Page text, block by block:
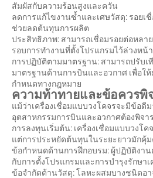
สัมผัสกับความร้อนสูงและควัน
ลดการแก้ไขงานซ้ำและเศษวัสดุ: รอยเ
ช่วยลดต้นทุนการผลิต
ประสิทธิภาพ: สามารถเชื่อมรอยต่อหลา
รอบการทำงานที่ตั้งโปรแกรมไว้ล่วงหน้า
การปฏิบัติตามมาตรฐาน: สามารถปรับเ
มาตรฐานด้านการบินและอวกาศ เพื่อใ
กำหนดทางกฎหมาย
ความท้าทายและข้อควรพิ
แม้ว่าเครื่องเชื่อมแบบวงโคจรจะมีข้อดี
อุตสาหกรรมการบินและอวกาศต้องพิจ
การลงทุนเริ่มต้น: เครื่องเชื่อมแบบวงโ
แต่การประหยัดต้นทุนในระยะยาวมักคุ้
ข้อกำหนดด้านการฝึกอบรม: ผู้ปฏิบัติงาน
กับการตั้งโปรแกรมและการบำรุงรักษาเ
ข้อจำกัดด้านวัสดุ: โลหะผสมบางชนิดอ